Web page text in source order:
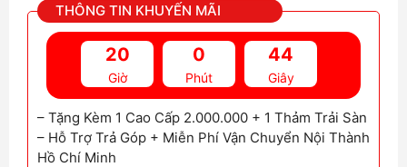
là:
28,500,000₫.là:
26,000,000₫.
THÔNG TIN KHUYẾN MÃI
20
Giờ
0
Phút
42
Giây
– Tặng Kèm 1 Cao Cấp 2.000.000 + 1 Thảm Trải Sàn
– Hỗ Trợ Trả Góp + Miễn Phí Vận Chuyển Nội Thành
Hồ Chí Minh